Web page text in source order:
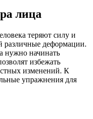
лица
теряют силу и
различные деформации.
нужно начинать
избежать
изменений. К
упражнения для